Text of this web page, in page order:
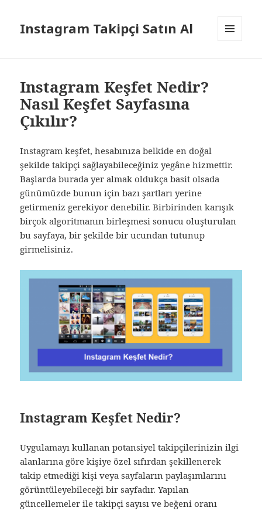
Instagram Takipçi Satın Al
Instagram Keşfet Nedir?
Nasıl Keşfet Sayfasına
Çıkılır?
Instagram keşfet, hesabınıza belkide en doğal
şekilde takipçi sağlayabileceğiniz yegâne hizmettir.
Başlarda burada yer almak oldukça basit olsada
günümüzde bunun için bazı şartları yerine
getirmeniz gerekiyor denebilir. Birbirinden karışık
birçok algoritmanın birleşmesi sonucu oluşturulan
bu sayfaya, bir şekilde bir ucundan tutunup
girmelisiniz.
Instagram Keşfet Nedir?
Uygulamayı kullanan potansiyel takipçilerinizin ilgi
alanlarına göre kişiye özel sıfırdan şekillenerek
takip etmediği kişi veya sayfaların paylaşımlarını
görüntüleyebileceği bir sayfadır. Yapılan
güncellemeler ile takipçi sayısı ve beğeni oranı